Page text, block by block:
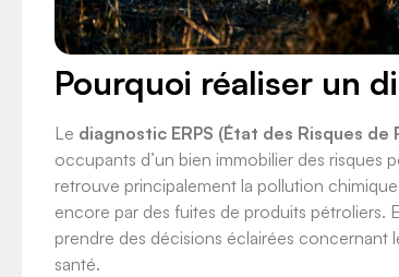
Pourquoi réaliser un
Le diagnostic ERPS (État des Risques de
occupants d’un bien immobilier des risques
retrouve principalement la pollution
encore par des fuites de produits pétroliers.
prendre des décisions éclairées concernant
santé.